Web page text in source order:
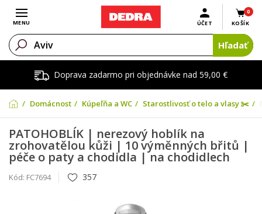
Doprava zadarmo pri objednávke nad 59,00 €
Otvoriť menu
MENU
0
KOŠÍK
ÚČET
Hľadať
Domácnosť Kúpeľňa a WC Starostlivosť o telo a vlasy ✂️
PATOHOBLÍK | nerezový hoblík na
zrohovatělou kůži | 10 výměnných břitů |
péče o paty a chodidla | na chodidlech
Kód: FC7694 357